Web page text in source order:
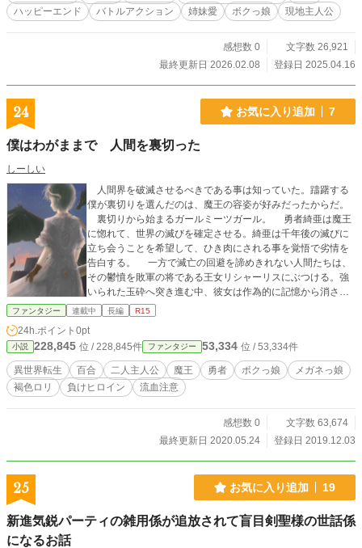
ハッピーエンド バトルアクション 姉妹愛 ボクっ娘 現地主人公
感想数 0
文字数 26,921
最終更新日 2026.02.08
登録日 2025.04.16
24 お気に入り追加 7
僕はわがままで 人間を裏切った
しーしい
人間界を破滅させるべきである事は知っていた。躊躇する
僕が裏切りを選んだのは、魔王の容姿が好みだったからだ。
裏切りから始まるガールミーツガール。 勇者綺亜は魔王
に惚れて、世界の滅びを確定させる。綺亜は千年後の滅びに
立ち会うことを希望して、ひき肉にされる事を覚悟で劣情を
告白する。 一方で滅亡の回避を諦めきれない人間たちは、
その鬱憤を敗軍の将である王女リシャーリスにぶつける。強
いられた玉砕へ突き進む中、彼女は作為的に記憶から消され
た妹の存在に気が付く。 魔王勇者百合、二人主人公。 なろ
ファンタジー 連載中 長編 R15
24h.ポイント 0pt
小説 228,845 位 / 228,845件 ファンタジー 53,334 位 / 53,334件
異世界転生 百合 二人主人公 魔王 勇者 ボクっ娘
メガネっ娘
褐色ロリ
負けヒロイン 流血注意
感想数 0
文字数 63,674
最終更新日 2020.05.24
登録日 2019.12.03
25 お気に入り追加 19
新進気鋭パーティの雑用係が追放されて盲目剣聖様の世話係
になるお話